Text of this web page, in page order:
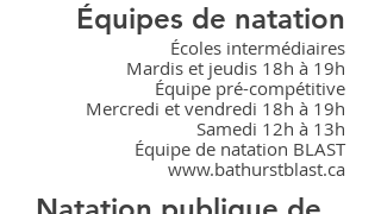
Équipes de natation
Écoles intermédiaires
Mardis et jeudis 18h à 19h
Équipe pré-compétitive
Mercredi et vendredi 18h à 19h
Samedi 12h à 13h
Équipe de natation BLAST
www.bathurstblast.ca